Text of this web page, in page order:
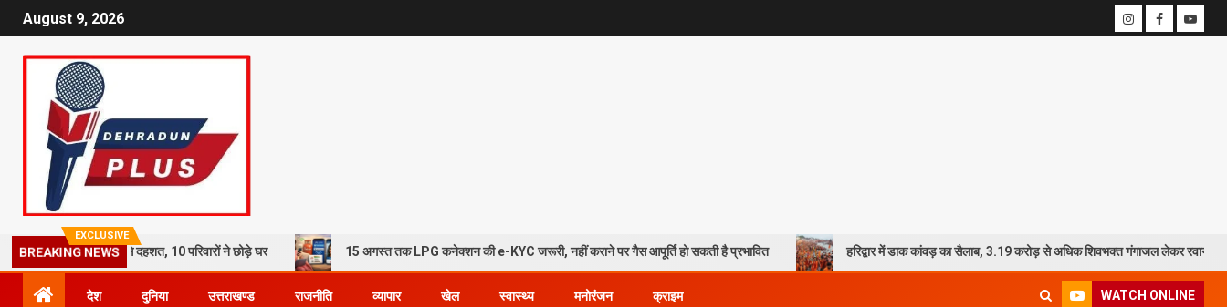
August 9, 2026
EXCLUSIVE
BREAKING NEWS
भूस्खलन से दहशत, 10 परिवारों ने छोड़े घर 15 अगस्त तक LPG कनेक्शन की e-KYC जरूरी, नहीं कराने पर गैस आपूर्ति हो सकती है प्रभावित हरिद्वार में डाक कांवड़ का सैलाब, 3.19 करोड़ से अधिक शिवभक्त गंगाजल लेकर रवाना
देश दुनिया उत्तराखण्ड राजनीति व्यापार खेल स्वास्थ्य मनोरंजन क्राइम WATCH ONLINE